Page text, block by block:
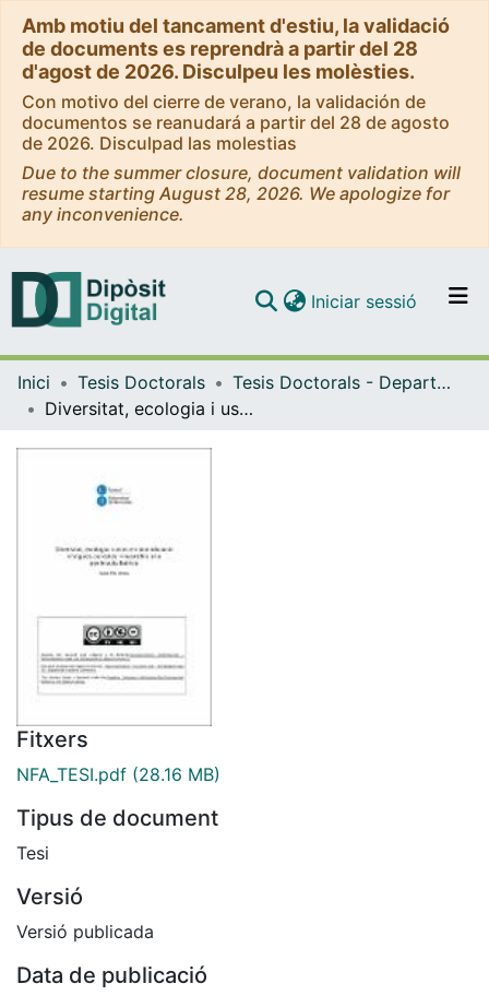
Amb motiu del tancament d'estiu, la validació
de documents es reprendrà a partir del 28
d'agost de 2026. Disculpeu les molèsties.
Con motivo del cierre de verano, la validación de
documentos se reanudará a partir del 28 de agosto
de 2026. Disculpad las molestias
Due to the summer closure, document validation will
resume starting August 28, 2026. We apologize for
any inconvenience.
Navega per tot el DD
Iniciar sessió (current)
Inici Tesis Doctorals
Tesis Doctorals - Departament - Biologia Vegetal
Diversitat, ecologia i usos en bioindicació d’algues caràcies i macròfits a la península Ibèrica
Fitxers
NFA_TESI.pdf (28.16 MB)
Tipus de document
Tesi
Versió
Versió publicada
Data de publicació